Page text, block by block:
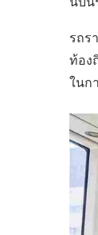
รถร
ท้อง
ในก